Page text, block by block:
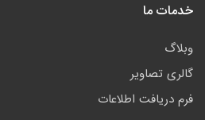
خدمات ما
وبلاگ
گالری تصاویر
فرم دریافت اطلاعات